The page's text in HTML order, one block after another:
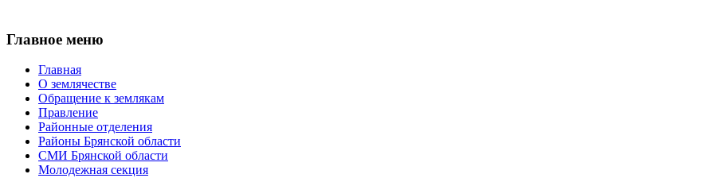
Главное меню
Главная
О землячестве
Обращение к землякам
Правление
Районные отделения
Районы Брянской области
СМИ Брянской области
Молодежная секция